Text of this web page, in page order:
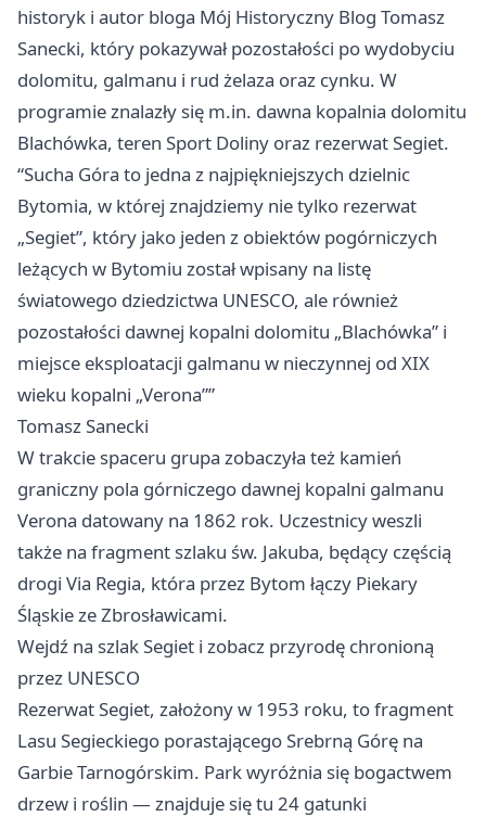
historyk i autor bloga Mój Historyczny Blog Tomasz
Sanecki, który pokazywał pozostałości po wydobyciu
dolomitu, galmanu i rud żelaza oraz cynku. W
programie znalazły się m.in. dawna kopalnia dolomitu
Blachówka, teren Sport Doliny oraz rezerwat Segiet.
“Sucha Góra to jedna z najpiękniejszych dzielnic
Bytomia, w której znajdziemy nie tylko rezerwat
„Segiet”, który jako jeden z obiektów pogórniczych
leżących w Bytomiu został wpisany na listę
światowego dziedzictwa UNESCO, ale również
pozostałości dawnej kopalni dolomitu „Blachówka” i
miejsce eksploatacji galmanu w nieczynnej od XIX
wieku kopalni „Verona””
Tomasz Sanecki
W trakcie spaceru grupa zobaczyła też kamień
graniczny pola górniczego dawnej kopalni galmanu
Verona datowany na 1862 rok. Uczestnicy weszli
także na fragment szlaku św. Jakuba, będący częścią
drogi Via Regia, która przez Bytom łączy Piekary
Śląskie ze Zbrosławicami.
Wejdź na szlak Segiet i zobacz przyrodę chronioną
przez UNESCO
Rezerwat Segiet, założony w 1953 roku, to fragment
Lasu Segieckiego porastającego Srebrną Górę na
Garbie Tarnogórskim. Park wyróżnia się bogactwem
drzew i roślin — znajduje się tu 24 gatunki